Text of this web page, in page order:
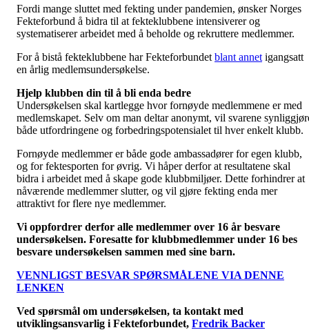
Fordi mange sluttet med fekting under pandemien, ønsker Norges
Fekteforbund å bidra til at fekteklubbene intensiverer og
systematiserer arbeidet med å beholde og rekruttere medlemmer.
For å bistå fekteklubbene har Fekteforbundet blant annet igangsatt
en årlig medlemsundersøkelse.
Hjelp klubben din til å bli enda bedre
Undersøkelsen skal kartlegge hvor fornøyde medlemmene er med
medlemskapet. Selv om man deltar anonymt, vil svarene
både utfordringene og forbedringspotensialet til hver enkelt klubb.
Fornøyde medlemmer er både gode ambassadører for egen klubb,
og for fektesporten for øvrig. Vi håper derfor at resultatene skal
bidra i arbeidet med å skape gode klubbmiljøer. Dette forhindrer at
nåværende medlemmer slutter, og vil gjøre fekting enda mer
attraktivt for flere nye medlemmer.
Vi oppfordrer derfor alle medlemmer over 16 år besvare
undersøkelsen. Foresatte for klubbmedlemmer under 16 bes
besvare undersøkelsen sammen med sine barn.
VENNLIGST BESVAR SPØRSMÅLENE VIA DENNE
LENKEN
Ved spørsmål om undersøkelsen, ta kontakt med
utviklingsansvarlig i Fekteforbundet, Fredrik Backer